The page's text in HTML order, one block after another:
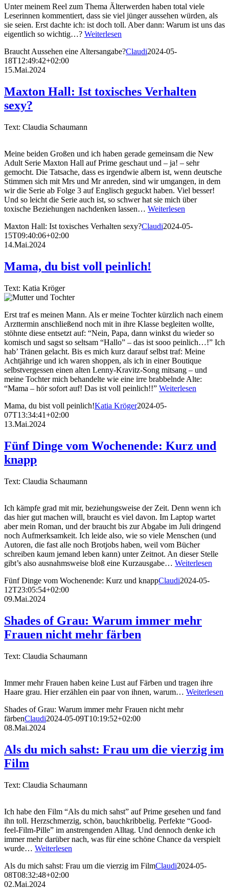
Unter meinem Reel zum Thema Älterwerden haben total viele
Leserinnen kommentiert, dass sie viel jünger aussehen würden, als
sie seien. Erst dachte ich: ist doch toll. Aber dann: Warum ist uns das
eigentlich so wichtig…? Weiterlesen
Braucht Aussehen eine Altersangabe?Claudi2024-05-
18T12:49:42+02:00
15.Mai.2024
Maxton Hall: Ist toxisches Verhalten
sexy?
Text: Claudia Schaumann
Meine beiden Großen und ich haben gerade gemeinsam die New
Adult Serie Maxton Hall auf Prime geschaut und – ja! – sehr
gemocht. Die Tatsache, dass es irgendwie albern ist, wenn deutsche
Stimmen sich mit Mrs und Mr anreden, sind wir umgangen, in dem
wir die Serie ab Folge 3 auf Englisch geguckt haben. Viel besser!
Und so leicht die Serie auch ist, so schwer hat sie mich über
toxische Beziehungen nachdenken lassen… Weiterlesen
Maxton Hall: Ist toxisches Verhalten sexy?Claudi2024-05-
15T09:40:06+02:00
14.Mai.2024
Mama, du bist voll peinlich!
Text: Katia Kröger
Erst traf es meinen Mann. Als er meine Tochter kürzlich nach einem
Arzttermin anschließend noch mit in ihre Klasse begleiten wollte,
stöhnte diese entsetzt auf: “Nein, Papa, dann winkst du wieder so
komisch und sagst so seltsam “Hallo” – das ist sooo peinlich…!” Ich
hab’ Tränen gelacht. Bis es mich kurz darauf selbst traf: Meine
Achtjährige und ich waren shoppen, als ich in einer Boutique
selbstvergessen einen alten Lenny-Kravitz-Song mitsang – und
meine Tochter mich behandelte wie eine irre brabbelnde Alte:
“Mama – hör sofort auf! Das ist voll peinlich!!” Weiterlesen
Mama, du bist voll peinlich!Katia Kröger2024-05-
07T13:34:41+02:00
13.Mai.2024
Fünf Dinge vom Wochenende: Kurz und
knapp
Text: Claudia Schaumann
Ich kämpfe grad mit mir, beziehungsweise der Zeit. Denn wenn ich
das hier gut machen will, braucht es viel davon. Im Laptop wartet
aber mein Roman, und der braucht bis zur Abgabe im Juli dringend
noch Aufmerksamkeit. Ich leide also, wie so viele Menschen (und
Autoren, die fast alle noch Brotjobs haben, weil vom Bücher
schreiben kaum jemand leben kann) unter Zeitnot. An dieser Stelle
gibt’s also ausnahmsweise bloß eine Kurzausgabe… Weiterlesen
Fünf Dinge vom Wochenende: Kurz und knappClaudi2024-05-
12T23:05:54+02:00
09.Mai.2024
Shades of Grau: Warum immer mehr
Frauen nicht mehr färben
Text: Claudia Schaumann
Immer mehr Frauen haben keine Lust auf Färben und tragen ihre
Haare grau. Hier erzählen ein paar von ihnen, warum… Weiterlesen
Shades of Grau: Warum immer mehr Frauen nicht mehr
färbenClaudi2024-05-09T10:19:52+02:00
08.Mai.2024
Als du mich sahst: Frau um die vierzig im
Film
Text: Claudia Schaumann
Ich habe den Film “Als du mich sahst” auf Prime gesehen und fand
ihn toll. Herzschmerzig, schön, bauchkribbelig. Perfekte “Good-
feel-Film-Pille” im anstrengenden Alltag. Und dennoch denke ich
immer mehr darüber nach, was für eine schöne Chance da verspielt
wurde… Weiterlesen
Als du mich sahst: Frau um die vierzig im FilmClaudi2024-05-
08T08:32:48+02:00
02.Mai.2024